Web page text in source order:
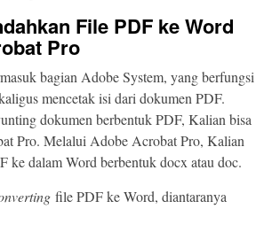
File PDF ke Word
Pro
bagian Adobe System, yang berfungsi
mencetak isi dari dokumen PDF.
dokumen berbentuk PDF, Kalian bisa
Pro. Melalui Adobe Acrobat Pro, Kalian
ke dalam Word berbentuk docx atau doc.
file PDF ke Word, diantaranya